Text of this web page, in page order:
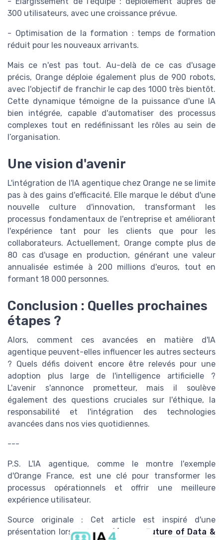
300 utilisateurs, avec une croissance prévue.
- Optimisation de la formation : temps de formation
réduit pour les nouveaux arrivants.
Mais ce n'est pas tout. Au-delà de ce cas d'usage
précis, Orange déploie également plus de 900 robots,
avec l'objectif de franchir le cap des 1000 très bientôt.
Cette dynamique témoigne de la puissance d'une IA
bien intégrée, capable d'automatiser des processus
complexes tout en redéfinissant les rôles au sein de
l’organisation.
Une vision d'avenir
L'intégration de l'IA agentique chez Orange ne se limite
pas à des gains d'efficacité. Elle marque le début d'une
nouvelle culture d'innovation, transformant les
processus fondamentaux de l'entreprise et améliorant
l'expérience tant pour les clients que pour les
collaborateurs. Actuellement, Orange compte plus de
80 cas d'usage en production, générant une valeur
annualisée estimée à 200 millions d'euros, tout en
formant 18 000 personnes.
Conclusion : Quelles prochaines
étapes ?
Alors, comment ces avancées en matière d'IA
agentique peuvent-elles influencer les autres secteurs
? Quels défis doivent encore être relevés pour une
adoption plus large de l'intelligence artificielle ?
L'avenir s'annonce prometteur, mais il soulève
également des questions cruciales sur l'éthique, la
responsabilité et l'intégration des technologies
avancées dans nos vies quotidiennes.
---
P.S. L'IA agentique, comme le montre l'exemple
d'Orange France, est une clé pour transformer les
processus opérationnels et offrir une meilleure
expérience utilisateur.
Source originale : Cet article est inspiré d'une
présentation lors de la conférence Future of Data &